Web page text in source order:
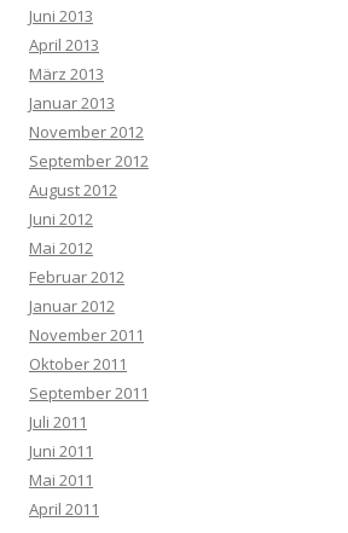
Juni 2013
April 2013
März 2013
Januar 2013
November 2012
September 2012
August 2012
Juni 2012
Mai 2012
Februar 2012
Januar 2012
November 2011
Oktober 2011
September 2011
Juli 2011
Juni 2011
Mai 2011
April 2011